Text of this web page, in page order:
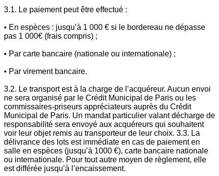
3.1. Le paiement peut être effectué :
• En espèces : jusqu’à 1 000 € si le bordereau ne dépasse
pas 1 000€ (frais compris) ;
• Par carte bancaire (nationale ou internationale) ;
• Par virement bancaire.
3.2. Le transport est à la charge de l’acquéreur. Aucun envoi
ne sera organisé par le Crédit Municipal de Paris ou les
commissaires-priseurs appréciateurs auprès du Crédit
Municipal de Paris. Un mandat particulier valant décharge de
responsabilité sera envoyé aux acquéreurs qui souhaitent
voir leur objet remis au transporteur de leur choix. 3.3. La
délivrance des lots est immédiate en cas de paiement en
salle en espèces (jusqu’à 1000 €), carte bancaire nationale
ou internationale. Pour tout autre moyen de règlement, elle
est différée jusqu’à l’encaissement.